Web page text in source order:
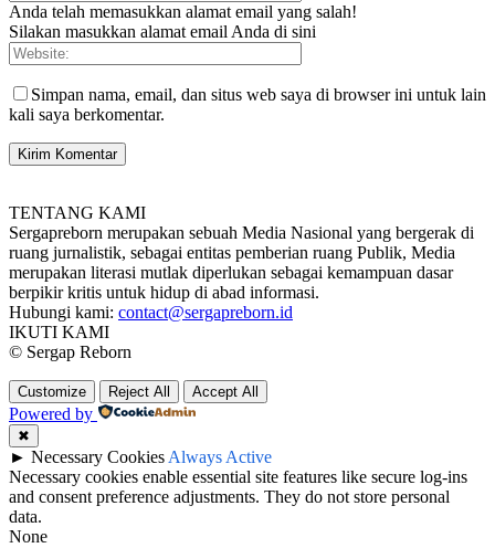
Anda telah memasukkan alamat email yang salah!
Silakan masukkan alamat email Anda di sini
Simpan nama, email, dan situs web saya di browser ini untuk lain
kali saya berkomentar.
TENTANG KAMI
Sergapreborn merupakan sebuah Media Nasional yang bergerak di
ruang jurnalistik, sebagai entitas pemberian ruang Publik, Media
merupakan literasi mutlak diperlukan sebagai kemampuan dasar
berpikir kritis untuk hidup di abad informasi.
Hubungi kami: contact@sergapreborn.id
IKUTI KAMI
© Sergap Reborn
Customize Reject All Accept All
Powered by
✖
► Necessary Cookies Always Active
Necessary cookies enable essential site features like secure log-ins
and consent preference adjustments. They do not store personal
data.
None